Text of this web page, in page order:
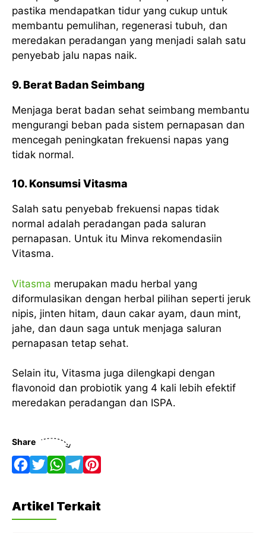
pastika mendapatkan tidur yang cukup untuk
membantu pemulihan, regenerasi tubuh, dan
meredakan peradangan yang menjadi salah satu
penyebab jalu napas naik.
9. Berat Badan Seimbang
Menjaga berat badan sehat seimbang membantu
mengurangi beban pada sistem pernapasan dan
mencegah peningkatan frekuensi napas yang
tidak normal.
10. Konsumsi Vitasma
Salah satu penyebab frekuensi napas tidak
normal adalah peradangan pada saluran
pernapasan. Untuk itu Minva rekomendasiin
Vitasma.
Vitasma merupakan madu herbal yang
diformulasikan dengan herbal pilihan seperti jeruk
nipis, jinten hitam, daun cakar ayam, daun mint,
jahe, dan daun saga untuk menjaga saluran
pernapasan tetap sehat.
Selain itu, Vitasma juga dilengkapi dengan
flavonoid dan probiotik yang 4 kali lebih efektif
meredakan peradangan dan ISPA.
Share
a
c
w
i
h
a
Artikel Terkait